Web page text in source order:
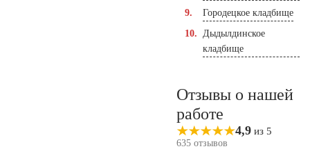
Городецкое кладбище
Дыдылдинское
кладбище
Отзывы о нашей
работе
4,9 из 5
635 отзывов